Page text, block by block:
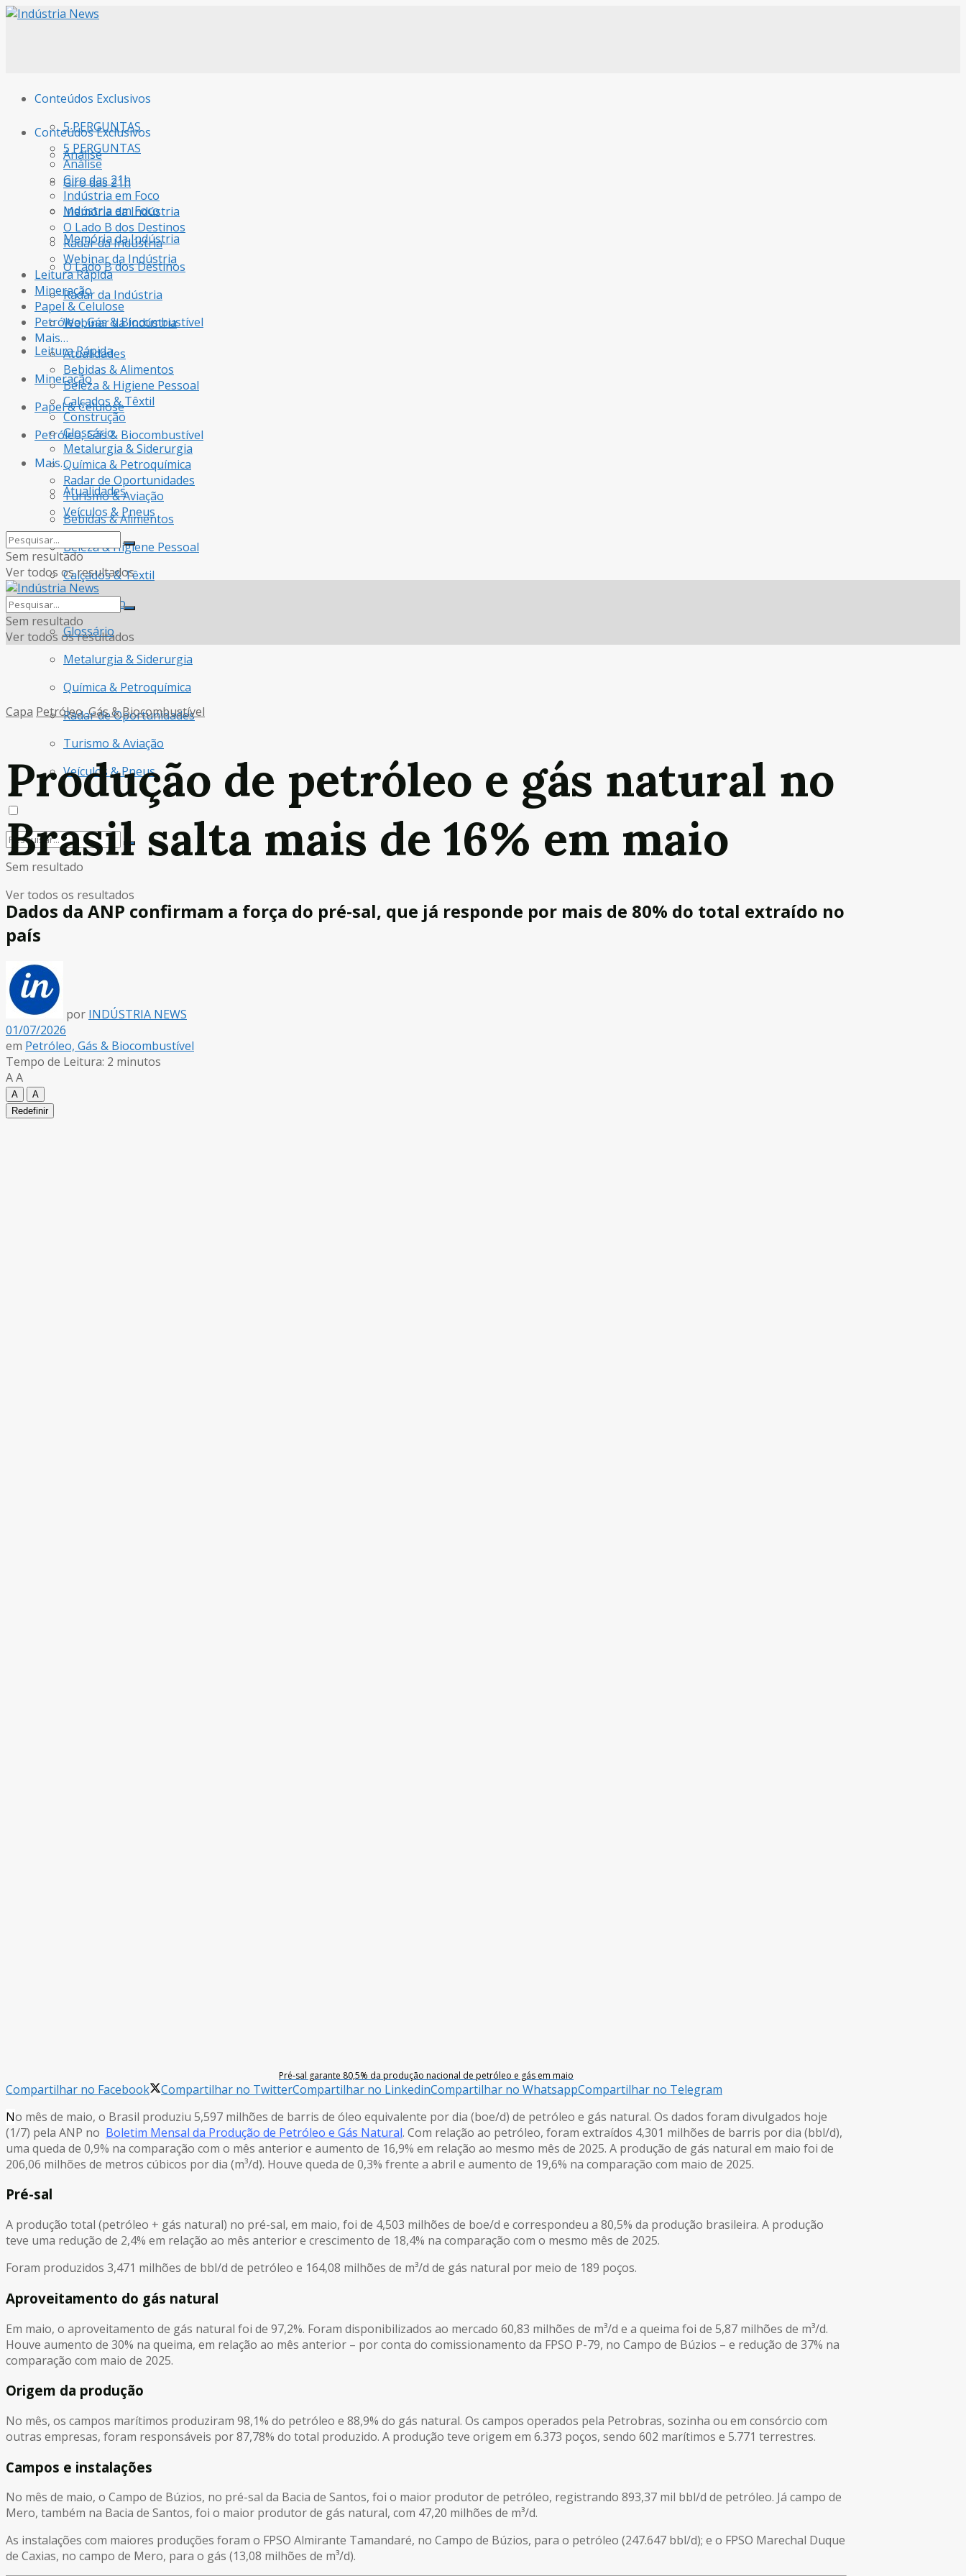
Conteúdos Exclusivos
5 PERGUNTAS
Análise
Giro das 21h
Indústria em Foco
Memória da Indústria
O Lado B dos Destinos
Radar da Indústria
Webinar da Indústria
Leitura Rápida
Mineração
Papel & Celulose
Petróleo, Gás & Biocombustível
Mais…
Atualidades
Bebidas & Alimentos
Beleza & Higiene Pessoal
Calçados & Têxtil
Construção
Glossário
Metalurgia & Siderurgia
Química & Petroquímica
Radar de Oportunidades
Turismo & Aviação
Veículos & Pneus
Sem resultado
Ver todos os resultados
Conteúdos Exclusivos
5 PERGUNTAS
Análise
Giro das 21h
Indústria em Foco
Memória da Indústria
O Lado B dos Destinos
Radar da Indústria
Webinar da Indústria
Leitura Rápida
Mineração
Papel & Celulose
Petróleo, Gás & Biocombustível
Mais…
Atualidades
Bebidas & Alimentos
Beleza & Higiene Pessoal
Calçados & Têxtil
Construção
Glossário
Metalurgia & Siderurgia
Química & Petroquímica
Radar de Oportunidades
Turismo & Aviação
Veículos & Pneus
Sem resultado
Ver todos os resultados
Sem resultado
Ver todos os resultados
Capa Petróleo, Gás & Biocombustível
Produção de petróleo e gás natural no
Brasil salta mais de 16% em maio
Dados da ANP confirmam a força do pré-sal, que já responde por mais de 80% do total extraído no
país
por INDÚSTRIA NEWS
01/07/2026
em Petróleo, Gás & Biocombustível
Tempo de Leitura: 2 minutos
AA
A
A
Redefinir
Pré-sal garante 80,5% da produção nacional de petróleo e gás em maio
Compartilhar no Facebook Compartilhar no TwitterCompartilhar no LinkedinCompartilhar no WhatsappCompartilhar no Telegram
No mês de maio, o Brasil produziu 5,597 milhões de barris de óleo equivalente por dia (boe/d) de petróleo e gás natural. Os dados foram divulgados hoje
(1/7) pela ANP no Boletim Mensal da Produção de Petróleo e Gás Natural. Com relação ao petróleo, foram extraídos 4,301 milhões de barris por dia (bbl/d),
uma queda de 0,9% na comparação com o mês anterior e aumento de 16,9% em relação ao mesmo mês de 2025. A produção de gás natural em maio foi de
206,06 milhões de metros cúbicos por dia (m³/d). Houve queda de 0,3% frente a abril e aumento de 19,6% na comparação com maio de 2025.
Pré-sal
A produção total (petróleo + gás natural) no pré-sal, em maio, foi de 4,503 milhões de boe/d e correspondeu a 80,5% da produção brasileira. A produção
teve uma redução de 2,4% em relação ao mês anterior e crescimento de 18,4% na comparação com o mesmo mês de 2025.
Foram produzidos 3,471 milhões de bbl/d de petróleo e 164,08 milhões de m³/d de gás natural por meio de 189 poços.
Aproveitamento do gás natural
Em maio, o aproveitamento de gás natural foi de 97,2%. Foram disponibilizados ao mercado 60,83 milhões de m³/d e a queima foi de 5,87 milhões de m³/d.
Houve aumento de 30% na queima, em relação ao mês anterior – por conta do comissionamento da FPSO P-79, no Campo de Búzios – e redução de 37% na
comparação com maio de 2025.
Origem da produção
No mês, os campos marítimos produziram 98,1% do petróleo e 88,9% do gás natural. Os campos operados pela Petrobras, sozinha ou em consórcio com
outras empresas, foram responsáveis por 87,78% do total produzido. A produção teve origem em 6.373 poços, sendo 602 marítimos e 5.771 terrestres.
Campos e instalações
No mês de maio, o Campo de Búzios, no pré-sal da Bacia de Santos, foi o maior produtor de petróleo, registrando 893,37 mil bbl/d de petróleo. Já campo de
Mero, também na Bacia de Santos, foi o maior produtor de gás natural, com 47,20 milhões de m³/d.
As instalações com maiores produções foram o FPSO Almirante Tamandaré, no Campo de Búzios, para o petróleo (247.647 bbl/d); e o FPSO Marechal Duque
de Caxias, no campo de Mero, para o gás (13,08 milhões de m³/d).